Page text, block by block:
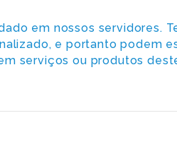
em nossos servidores.
e portanto podem
serviços ou produtos